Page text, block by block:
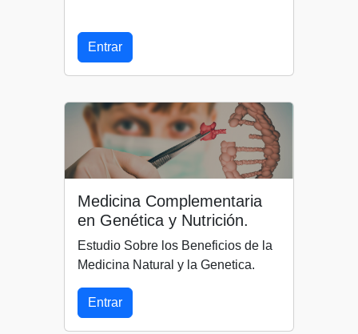
Entrar
Medicina Complementaria
en Genética y Nutrición.
Estudio Sobre los Beneficios de la
Medicina Natural y la Genetica.
Entrar